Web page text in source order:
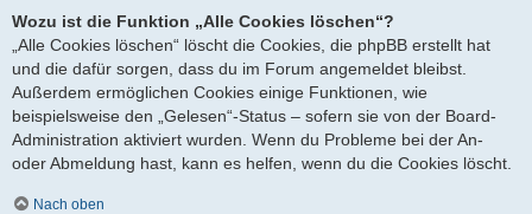
Wozu ist die Funktion „Alle Cookies löschen“?
„Alle Cookies löschen“ löscht die Cookies, die phpBB erstellt hat
und die dafür sorgen, dass du im Forum angemeldet bleibst.
Außerdem ermöglichen Cookies einige Funktionen, wie
beispielsweise den „Gelesen“-Status – sofern sie von der Board-
Administration aktiviert wurden. Wenn du Probleme bei der An-
oder Abmeldung hast, kann es helfen, wenn du die Cookies löscht.
Nach oben